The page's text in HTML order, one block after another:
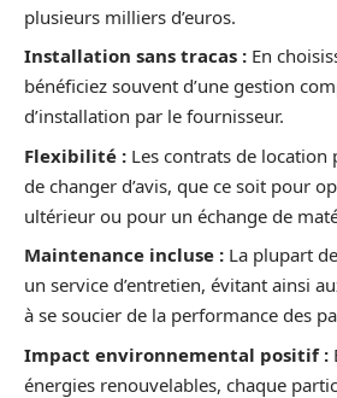
plusieurs milliers d’euros.
Installation sans tracas : En
bénéficiez souvent d’une gestion
d’installation par le fournisseur.
Flexibilité : Les contrats de
de changer d’avis, que ce soit pour
ultérieur ou pour un échange de
Maintenance incluse : La plupart
un service d’entretien, évitant ainsi
à se soucier de la performance des
Impact environnemental positif :
énergies renouvelables, chaque